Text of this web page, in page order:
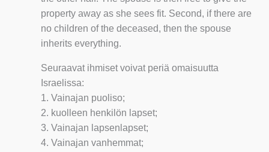
property away as she sees fit. Second, if there are
no children of the deceased, then the spouse
inherits everything.
Seuraavat ihmiset voivat periä omaisuutta
Israelissa:
1. Vainajan puoliso;
2. kuolleen henkilön lapset;
3. Vainajan lapsenlapset;
4. Vainajan vanhemmat;